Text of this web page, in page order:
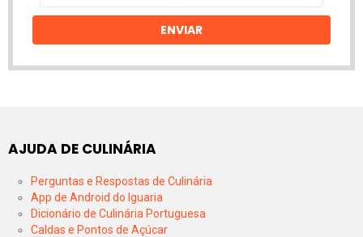
email
ENVIAR
AJUDA DE CULINÁRIA
Perguntas e Respostas de Culinária
App de Android do Iguaria
Dicionário de Culinária Portuguesa
Caldas e Pontos de Açúcar